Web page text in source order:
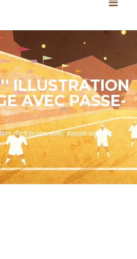
ILLUSTRATION
AVEC PASSE-
petit tirage avec passe-partout